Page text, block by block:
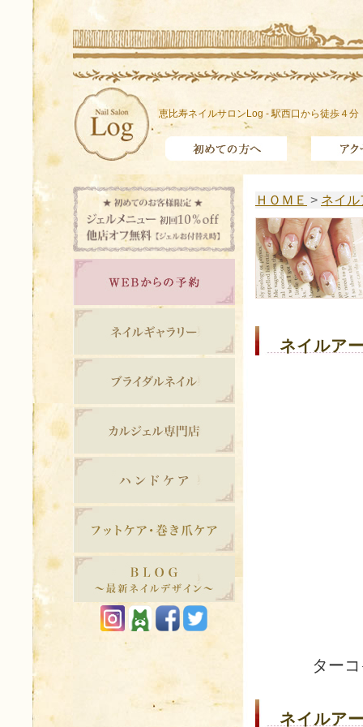
恵比寿ネイルサロンLog - 駅西口から徒歩４分
ＨＯＭＥ > ネイ
ネイルア
ター
ネイルア